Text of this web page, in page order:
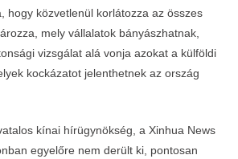
hogy közvetlenül korlátozza az összes
mely vállalatok bányászhatnak,
vizsgálat alá vonja azokat a külföldi
kockázatot jelenthetnek az ország
kínai hírügynökség, a Xinhua News
egyelőre nem derült ki, pontosan